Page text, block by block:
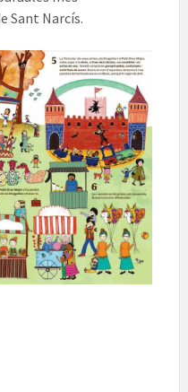
Sant Narcís.